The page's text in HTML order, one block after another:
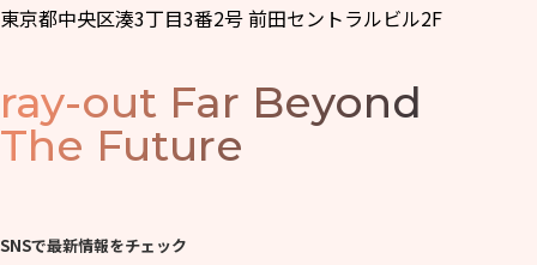
東京都中央区湊3丁目3番2号 前田セントラルビル2F
ray-out Far Beyond
The Future
SNSで最新情報をチェック